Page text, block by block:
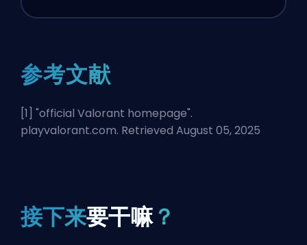
参考文献
[1] "official Valorant homepage".
playvalorant.com. Retrieved August 05, 2025
接下来要干嘛？